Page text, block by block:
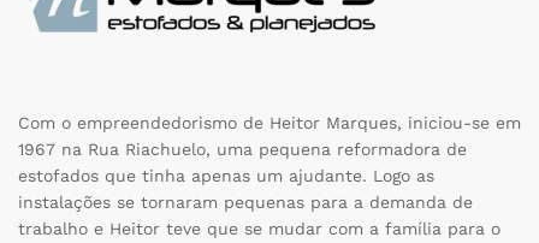
Com o empreendedorismo de Heitor Marques, iniciou-se em
1967 na Rua Riachuelo, uma pequena reformadora de
estofados que tinha apenas um ajudante. Logo as
instalações se tornaram pequenas para a demanda de
trabalho e Heitor teve que se mudar com a família para o